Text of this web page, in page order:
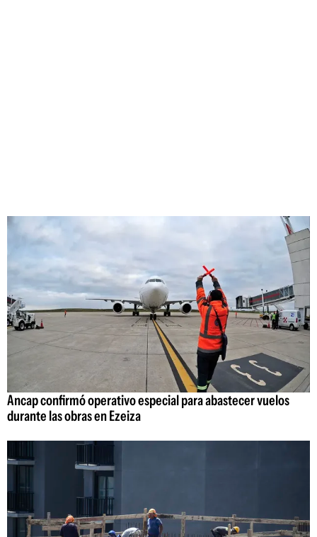
Ancap confirmó operativo especial para abastecer vuelos
durante las obras en Ezeiza